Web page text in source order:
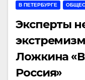
В ПЕТЕРБУРГЕ
Эксперты
Ложкина
Россия»